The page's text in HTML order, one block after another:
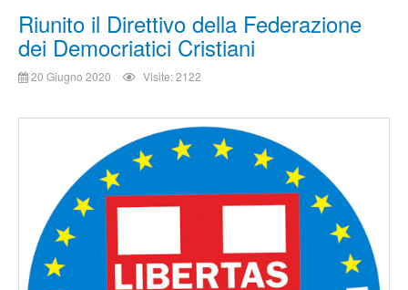
Riunito il Direttivo della Federazione
dei Democriatici Cristiani
20 Giugno 2020 Visite: 2122